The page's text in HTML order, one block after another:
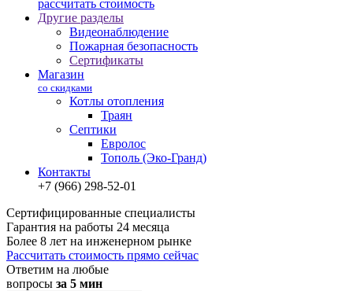
рассчитать стоимость
Другие разделы
Видеонаблюдение
Пожарная безопасность
Сертификаты
Магазин
со скидками
Котлы отопления
Траян
Септики
Евролос
Тополь (Эко-Гранд)
Контакты
+7 (966) 298-52-01
Сертифицированные специалисты
Гарантия на работы 24 месяца
Более 8 лет на инженерном рынке
Рассчитать стоимость прямо сейчас
Ответим на любые
вопросы за 5 мин